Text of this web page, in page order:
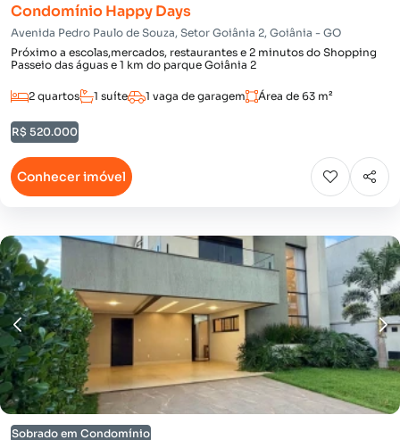
Condomínio Happy Days
Avenida Pedro Paulo de Souza, Setor Goiânia 2, Goiânia - GO
Próximo a escolas,mercados, restaurantes e 2 minutos do Shopping
Passeio das águas e 1 km do parque Goiânia 2
2 quartos 1 suíte 1 vaga de garagem Área de 63 m²
R$ 520.000
Conhecer imóvel
Sobrado em Condomínio